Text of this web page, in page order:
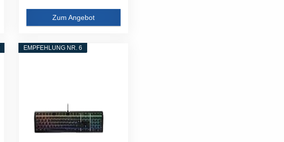
Zum Angebot
EMPFEHLUNG NR. 6